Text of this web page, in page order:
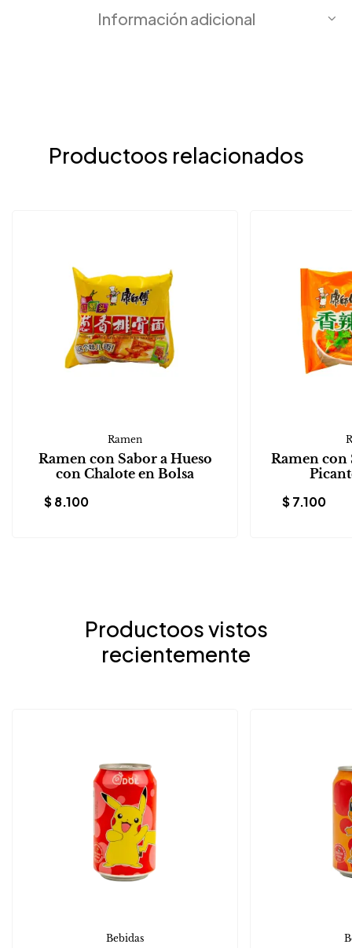
Información adicional
Productoos relacionados
Ramen
Ramen con Sabor a Hueso
con Chalote en Bolsa
$8.100
Ramen con
$7.100
Productoos vistos
recientemente
Bebidas